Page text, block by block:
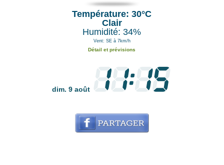
Température: 30°C
Clair
Humidité: 34%
Vent: SE à 7km/h
Détail et prévisions
dim. 9 août